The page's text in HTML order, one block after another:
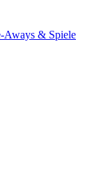
Aways & Spiele